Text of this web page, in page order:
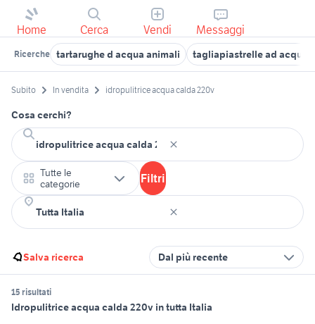
Home Cerca Vendi Messaggi
Ricerche tartarughe d acqua animali tagliapiastrelle ad acqua
Subito In vendita idropulitrice acqua calda 220v
Cosa cerchi?
Tutte le
categorie
Filtri
Salva ricerca Dal più recente
15 risultati
Idropulitrice acqua calda 220v in tutta Italia